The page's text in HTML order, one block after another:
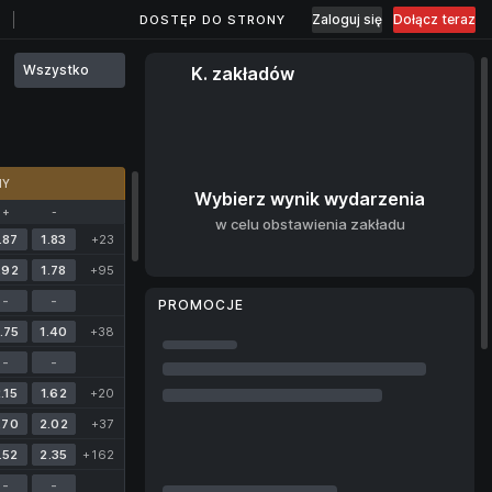
DOSTĘP DO STRONY Zaloguj się Dołącz teraz
Wszystko
+ -
1.83
+23
1.78
+95
-
-
1.40
+38
-
-
1.62
+20
2.02
+37
2.35
+162
-
-
K. zakładów
Wybierz wynik wydarzenia
w celu obstawienia zakładu
PROMOCJE